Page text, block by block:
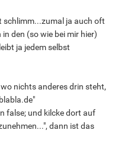
schlimm...zumal ja auch oft
den (so wie bei mir hier)
ja jedem selbst
nichts anderes drin steht,
false; und kilcke dort auf
dann ist das